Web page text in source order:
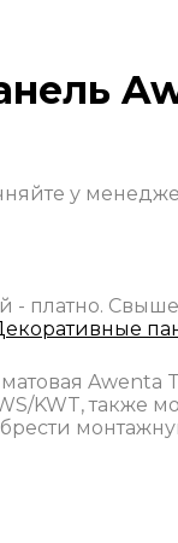
у
- платно.
Awenta
KWT, также